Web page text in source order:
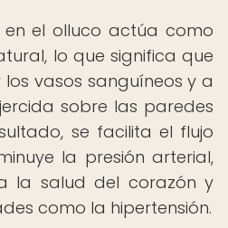
en el olluco actúa como
lo que significa que
vasos sanguíneos y a
sobre las paredes
se facilita el flujo
la presión arterial,
la salud del corazón y
como la hipertensión.